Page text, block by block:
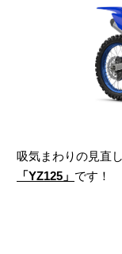
吸気まわりの見直
「YZ125」 です！